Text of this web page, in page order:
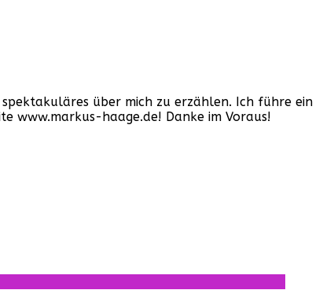
über mich zu erzählen. Ich führe ein
www.markus-haage.de! Danke im Voraus!